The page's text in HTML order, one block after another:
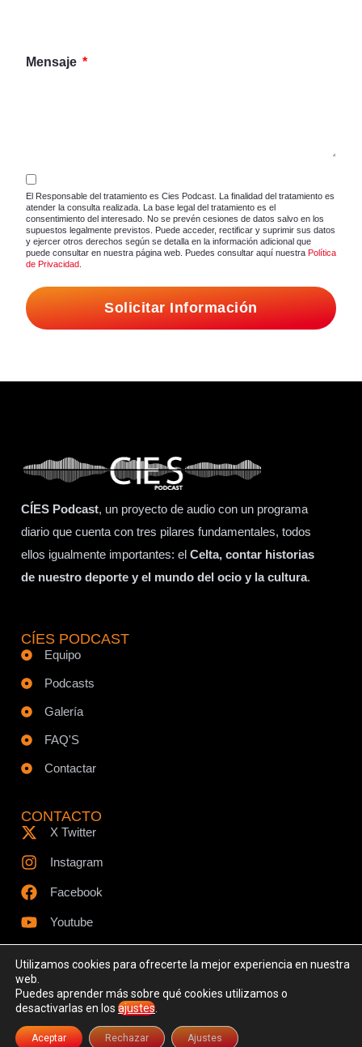
Mensaje
El Responsable del tratamiento es Cies Podcast. La finalidad del tratamiento es
atender la consulta realizada. La base legal del tratamiento es el
consentimiento del interesado. No se prevén cesiones de datos salvo en los
supuestos legalmente previstos. Puede acceder, rectificar y suprimir sus datos
y ejercer otros derechos según se detalla en la información adicional que
puede consultar en nuestra página web. Puedes consultar aquí nuestra Política
de Privacidad
Solicitar Información
CÍES Podcast, un proyecto de audio con un programa
diario que cuenta con tres pilares fundamentales, todos
ellos igualmente importantes: el Celta, contar historias
de nuestro deporte y el mundo del ocio y la cultura.
CÍES PODCAST
Equipo
Podcasts
Galería
FAQ'S
Contactar
CONTACTO
X Twitter
Instagram
Facebook
Youtube
© Todos los derechos reservados - www.ciespodcast.es
Aviso LegalPolítica de PrivacidadPolítica de Cookies
Utilizamos cookies para ofrecerte la mejor experiencia en nuestra
web.
Puedes aprender más sobre qué cookies utilizamos o
desactivarlas en los ajustes
Aceptar Rechazar Ajustes